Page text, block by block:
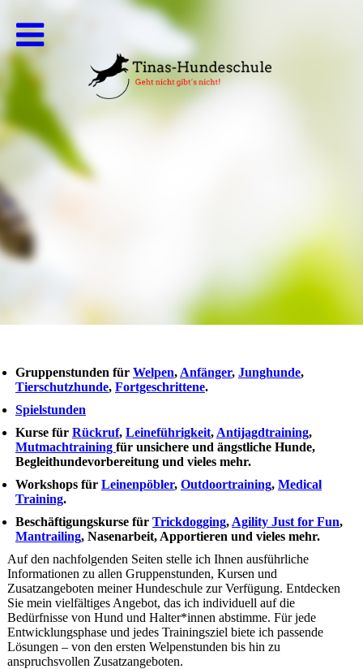
Gruppenstunden für Welpen, Anfänger, Junghunde,
Tierschutzhunde, Fortgeschrittene.
Spielstunden
Kurse für Rückruf, Leineführigkeit, Antijagdtraining,
Mutmachtraining für unsichere und ängstliche Hunde,
Begleithundevorbereitung und vieles mehr.
Workshops für Leinenpöbler, Outdoortraining, Medical
Training.
Beschäftigungskurse für Trickdogging, Agility Just for Fun,
Mantrailing, Nasenarbeit, Apportieren und vieles mehr.
Auf den nachfolgenden Seiten stelle ich Ihnen ausführliche
Informationen zu allen Gruppenstunden, Kursen und
Zusatzangeboten meiner Hundeschule zur Verfügung. Entdecken
Sie mein vielfältiges Angebot, das ich individuell auf die
Bedürfnisse von Hund und Halter*innen abstimme. Für jede
Entwicklungsphase und jedes Trainingsziel biete ich passende
Lösungen – von den ersten Welpenstunden bis hin zu
anspruchsvollen Zusatzangeboten.